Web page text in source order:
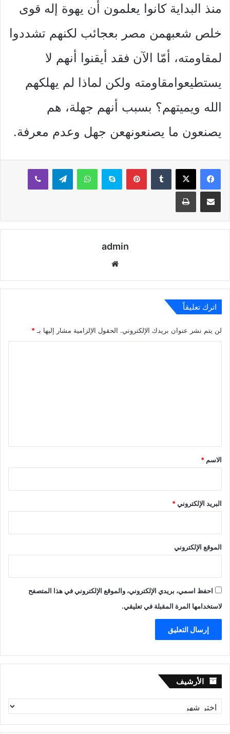
منذ البداية كانوا يعلمون أن يهوة إله قوى
خلص شعبهمن مصر بعجائب لكنهم تشددوا
لمقاومته، أمّا الآن فقد أيقنوا أنهم لا
يستطيعوامقاومته ولكن لماذا لم يهلكهم
الله ويميتهم؟ بسبب أنهم جهلة، هم
يصنعون ما يصنعونهعن جهل وعدم معرفة.
بينتيريستسكايب واتساب تيلقرام ڤايبر
مشاركة عبر البريد طباعة
admin
اترك تعليقاً
لن يتم نشر عنوان بريدك الإلكتروني. الحقول الإلزامية مشار إليها بـ *
*
الاسم *
البريد الإلكتروني*
الموقع الإلكتروني
احفظ اسمي، بريدي الإلكتروني، والموقع الإلكتروني في هذا المتصفح
لاستخدامها المرة المقبلة في تعليقي.
الأرشيف الأرشيف